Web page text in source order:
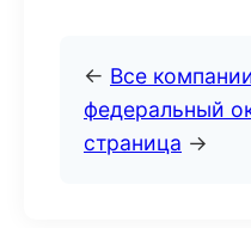
← Все
федеральный
страница →